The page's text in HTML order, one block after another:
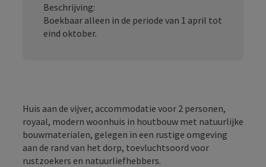
Beschrijving:
Boekbaar alleen in de periode van 1 april tot
eind oktober.
Huis aan de vijver, accommodatie voor 2 personen,
royaal, modern woonhuis in houtbouw met natuurlijke
bouwmaterialen, gelegen in een rustige omgeving
aan de rand van het dorp, toevluchtsoord voor
rustzoekers en natuurliefhebbers.